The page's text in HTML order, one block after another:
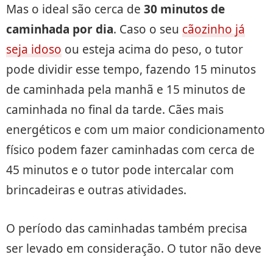
Mas o ideal são cerca de 30 minutos de
caminhada por dia. Caso o seu cãozinho já
seja idoso ou esteja acima do peso, o tutor
pode dividir esse tempo, fazendo 15 minutos
de caminhada pela manhã e 15 minutos de
caminhada no final da tarde. Cães mais
energéticos e com um maior condicionamento
físico podem fazer caminhadas com cerca de
45 minutos e o tutor pode intercalar com
brincadeiras e outras atividades.
O período das caminhadas também precisa
ser levado em consideração. O tutor não deve